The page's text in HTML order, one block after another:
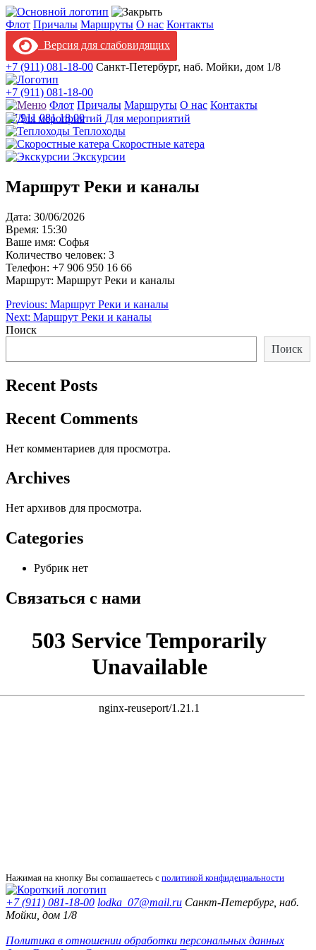
Флот Причалы Маршруты О нас Контакты
Версия для слабовидящих
+7 (911) 081-18-00 Санкт-Петербург, наб. Мойки, дом 1/8
+7 (911) 081-18-00
Флот Причалы Маршруты О нас Контакты
+7 911 081 18 00
Для мероприятий
Теплоходы
Скоростные катера
Экскурсии
Маршрут Реки и каналы
Дата: 30/06/2026
Время: 15:30
Ваше имя: Софья
Количество человек: 3
Телефон: +7 906 950 16 66
Маршрут: Маршрут Реки и каналы
Навигация
по
Previous: Маршрут Реки и каналы
Next: Маршрут Реки и каналы
Поиск
Поиск
Recent Posts
Recent Comments
Нет комментариев для просмотра.
Archives
Нет архивов для просмотра.
Categories
Рубрик нет
Связаться с нами
Нажимая на кнопку Вы соглашаетесь с политикой конфидециальности
+7 (911) 081-18-00 lodka_07@mail.ru Санкт-Петербург, наб.
Мойки, дом 1/8
Политика в отношении обработки персональных данных